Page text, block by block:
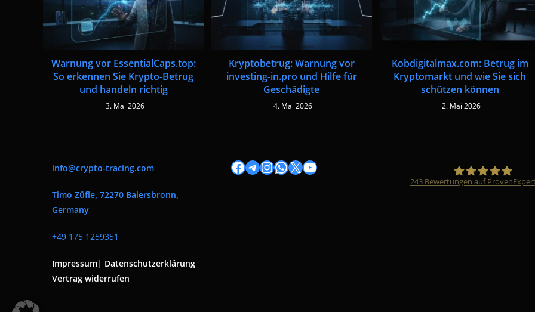
Warnung vor EssentialCaps.top:
So erkennen Sie Krypto-Betrug
und handeln richtig
3. Mai 2026
Kryptobetrug: Warnung vor
investing-in.pro und Hilfe für
Geschädigte
4. Mai 2026
Kobdigitalmax.com: Betrug im
Kryptomarkt und wie Sie sich
schützen können
2. Mai 2026
info@crypto-tracing.com
Timo Züfle, 72270 Baiersbronn,
Germany
+49 175 1259351
Impressum| Datenschutzerklärung
Vertrag widerrufen
Facebook
Telegram
Instagram
WhatsApp
X YouTube
243 Bewertungen auf